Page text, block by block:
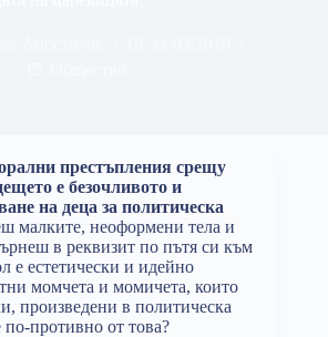
престъпления срещу
е безочливото и
на деца за политическа
малките, неоформени тела и
в реквизит по пътя си към
е естетически и идейно
момчета и момичета, които
произведени в политическа
по-противно от това?